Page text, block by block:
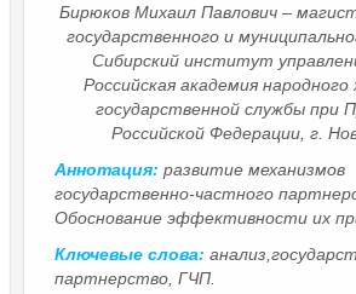
Бирюков Михаил Павлович –
государственного и
Сибирский институт
Российская академия народного
государственной службы при
Российской Федерации, г.
Аннотация: развитие механизмов
государственно-частного
Обоснование эффективности их
Ключевые слова:
партнерство, ГЧП.